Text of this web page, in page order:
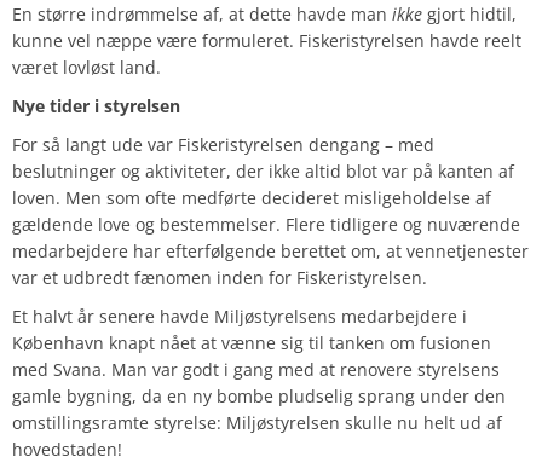
En større indrømmelse af, at dette havde man ikke gjort hidtil,
kunne vel næppe være formuleret. Fiskeristyrelsen havde reelt
været lovløst land.
Nye tider i styrelsen
For så langt ude var Fiskeristyrelsen dengang – med
beslutninger og aktiviteter, der ikke altid blot var på kanten af
loven. Men som ofte medførte decideret misligeholdelse af
gældende love og bestemmelser. Flere tidligere og nuværende
medarbejdere har efterfølgende berettet om, at vennetjenester
var et udbredt fænomen inden for Fiskeristyrelsen.
Et halvt år senere havde Miljøstyrelsens medarbejdere i
København knapt nået at vænne sig til tanken om fusionen
med Svana. Man var godt i gang med at renovere styrelsens
gamle bygning, da en ny bombe pludselig sprang under den
omstillingsramte styrelse: Miljøstyrelsen skulle nu helt ud af
hovedstaden!